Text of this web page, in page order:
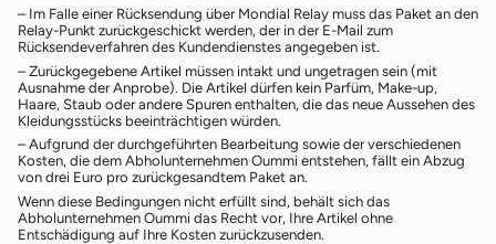
– Im Falle einer Rücksendung über Mondial Relay muss das Paket an den
Relay-Punkt zurückgeschickt werden, der in der E-Mail zum
Rücksendeverfahren des Kundendienstes angegeben ist.
– Zurückgegebene Artikel müssen intakt und ungetragen sein (mit
Ausnahme der Anprobe). Die Artikel dürfen kein Parfüm, Make-up,
Haare, Staub oder andere Spuren enthalten, die das neue Aussehen des
Kleidungsstücks beeinträchtigen würden.
– Aufgrund der durchgeführten Bearbeitung sowie der verschiedenen
Kosten, die dem Abholunternehmen Oummi entstehen, fällt ein Abzug
von drei Euro pro zurückgesandtem Paket an.
Wenn diese Bedingungen nicht erfüllt sind, behält sich das
Abholunternehmen Oummi das Recht vor, Ihre Artikel ohne
Entschädigung auf Ihre Kosten zurückzusenden.